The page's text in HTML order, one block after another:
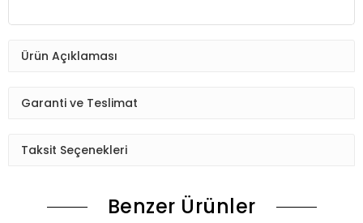
Ürün Açıklaması
Garanti ve Teslimat
Taksit Seçenekleri
Benzer Ürünler